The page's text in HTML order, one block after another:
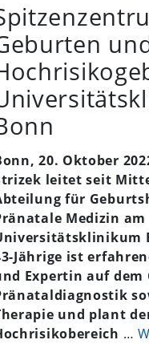
20. Oktober
leitet seit
für
Medizin am
Jährige ist
Expertin auf dem
und plant
…